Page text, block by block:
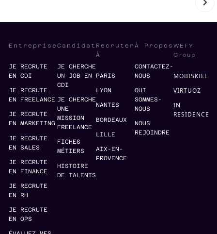
Entreprise
JE RECRUTE
EN CDI
JE RECRUTE
EN FREELANCE
JE RECRUTE
EN MARKETING
JE RECRUTE
EN SALES
JE RECRUTE
EN FINANCE
JE RECRUTE
EN RH
JE RECRUTE
EN OPS
Candidat
JE CHERCHE
UN JOB EN
CDI
JE CHERCHE
UNE
MISSION
FREELANCE
FICHES
MÉTIERS
HISTOIRE
DE TALENTS
Recruter
À
PARIS
LYON
NANTES
BORDEAUX
LILLE
AIX-EN-
PROVENCE
À Propos
CONTACTEZ-
NOUS
QUI
SOMMES-
NOUS
NOUS
REJOINDRE
WEFY
Group
MOBISKILL
VIRTUOZ
IN
RESIDENCE